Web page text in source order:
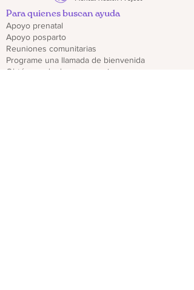
Para quienes buscan ayuda
Apoyo prenatal
Apoyo posparto
Reuniones comunitarias
Programe una llamada de bienvenida
Obtén ayuda de emergencia